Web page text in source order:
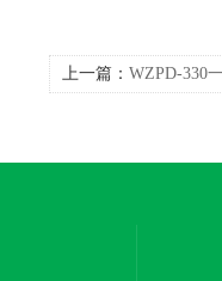
上一篇： WZPD-330